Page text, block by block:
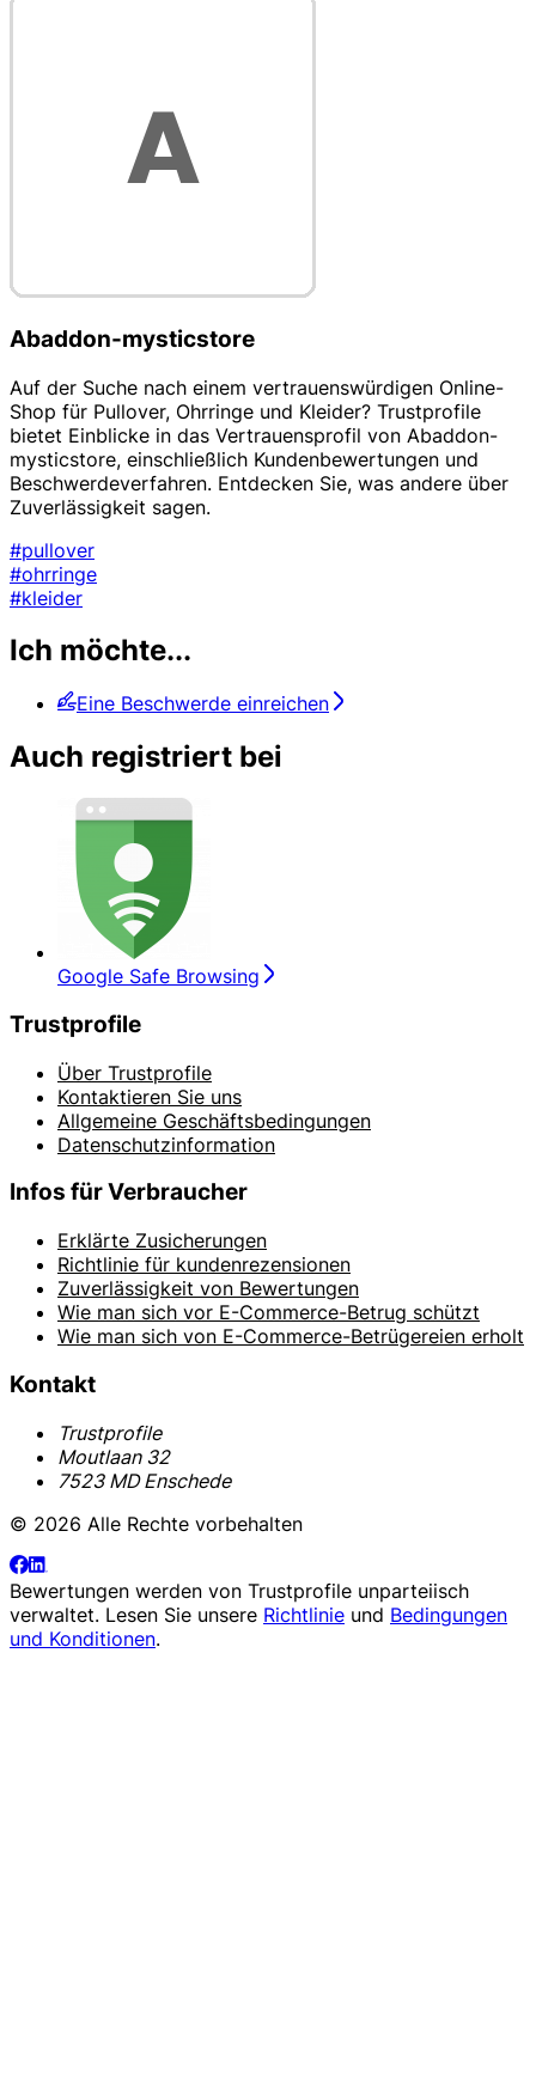
Abaddon-mysticstore
Auf der Suche nach einem vertrauenswürdigen Online-
Shop für Pullover, Ohrringe und Kleider? Trustprofile
bietet Einblicke in das Vertrauensprofil von Abaddon-
mysticstore, einschließlich Kundenbewertungen und
Beschwerdeverfahren. Entdecken Sie, was andere über
Zuverlässigkeit sagen.
#pullover
#ohrringe
#kleider
Ich möchte...
Eine Beschwerde einreichen
Auch registriert bei
Google Safe Browsing
Trustprofile
Über Trustprofile
Kontaktieren Sie uns
Allgemeine Geschäftsbedingungen
Datenschutzinformation
Infos für Verbraucher
Erklärte Zusicherungen
Richtlinie für kundenrezensionen
Zuverlässigkeit von Bewertungen
Wie man sich vor E-Commerce-Betrug schützt
Wie man sich von E-Commerce-Betrügereien erholt
Kontakt
Trustprofile
Moutlaan 32
7523 MD Enschede
© 2026 Alle Rechte vorbehalten
Bewertungen werden von Trustprofile unparteiisch
verwaltet. Lesen Sie unsere Richtlinie und Bedingungen
und Konditionen.